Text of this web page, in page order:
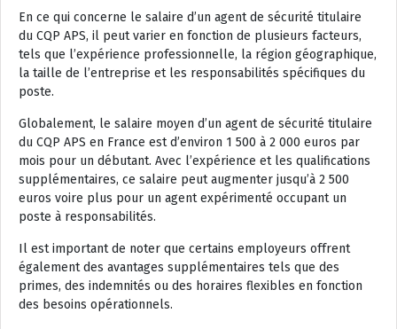
En ce qui concerne le salaire d’un agent de sécurité titulaire
du CQP APS, il peut varier en fonction de plusieurs facteurs,
tels que l’expérience professionnelle, la région géographique,
la taille de l’entreprise et les responsabilités spécifiques du
poste.
Globalement, le salaire moyen d’un agent de sécurité titulaire
du CQP APS en France est d’environ 1 500 à 2 000 euros par
mois pour un débutant. Avec l’expérience et les qualifications
supplémentaires, ce salaire peut augmenter jusqu’à 2 500
euros voire plus pour un agent expérimenté occupant un
poste à responsabilités.
Il est important de noter que certains employeurs offrent
également des avantages supplémentaires tels que des
primes, des indemnités ou des horaires flexibles en fonction
des besoins opérationnels.